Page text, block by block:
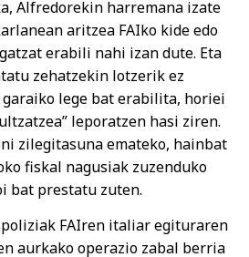
Alfredorekin harremana izate
aritzea FAIko kide edo
erabili nahi izan dute. Eta
zehatzekin lotzerik ez
lege bat erabilita, horiei
leporatzen hasi ziren.
zilegitasuna emateko, hainbat
fiskal nagusiak zuzenduko
bat prestatu zuten.
FAIren italiar egituraren
aurkako operazio zabal berria